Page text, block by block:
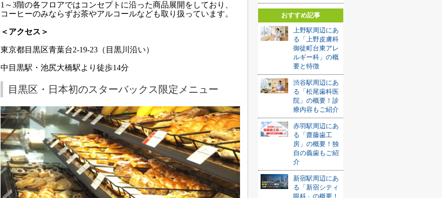
1～3階の各フロアではコンセプトに沿った商品展開をしており、
コーヒーのみならずお茶やアルコールなども取り扱っています。
＜アクセス＞
東京都目黒区青葉台2-19-23（目黒川沿い）
中目黒駅・池尻大橋駅より徒歩14分
目黒区・日本初のスターバックス限定メニュー
おすすめ記事
上野駅周辺にあ
る「上野皮膚科
御徒町台東アレ
ルギー科」の概
要と特徴
渋谷駅周辺にあ
る「松尾歯科医
院」の概要！診
療内容もご紹介
赤羽駅周辺にあ
る「齋藤歯工
房」の概要！独
自の義歯もご紹
介
新宿駅周辺にあ
る「新宿シティ
眼科」の概要！